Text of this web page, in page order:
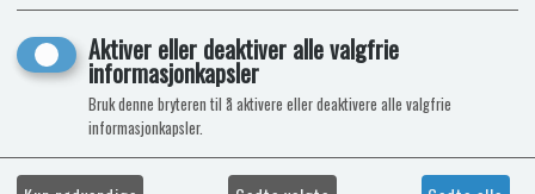
Aktiver eller deaktiver alle valgfrie
informasjonkapsler
Bruk denne bryteren til å aktivere eller deaktivere alle valgfrie
informasjonkapsler.